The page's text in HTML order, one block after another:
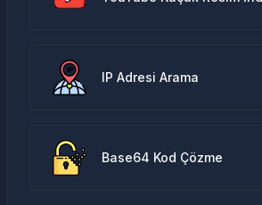
IP Adresi Arama
Base64 Kod Çözme